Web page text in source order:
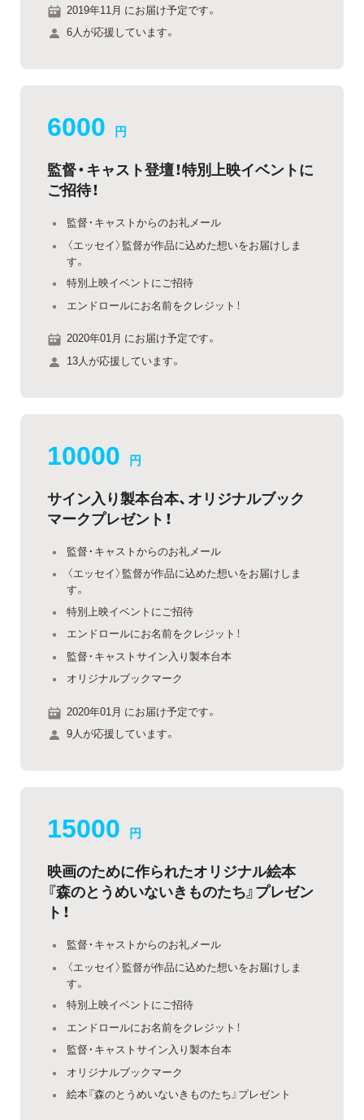
2019年11月 にお届け予定です。
6人が応援しています。
6000 円
監督・キャスト登壇！特別上映イベントに
ご招待！
監督・キャストからのお礼メール
〈エッセイ〉監督が作品に込めた想いをお届けしま
す。
特別上映イベントにご招待
エンドロールにお名前をクレジット！
2020年01月 にお届け予定です。
13人が応援しています。
10000 円
サイン入り製本台本、オリジナルブック
マークプレゼント！
監督・キャストからのお礼メール
〈エッセイ〉監督が作品に込めた想いをお届けしま
す。
特別上映イベントにご招待
エンドロールにお名前をクレジット！
監督・キャストサイン入り製本台本
オリジナルブックマーク
2020年01月 にお届け予定です。
9人が応援しています。
15000 円
映画のために作られたオリジナル絵本
『森のとうめいないきものたち』プレゼン
ト！
監督・キャストからのお礼メール
〈エッセイ〉監督が作品に込めた想いをお届けしま
す。
特別上映イベントにご招待
エンドロールにお名前をクレジット！
監督・キャストサイン入り製本台本
オリジナルブックマーク
絵本『森のとうめいないきものたち』プレゼント